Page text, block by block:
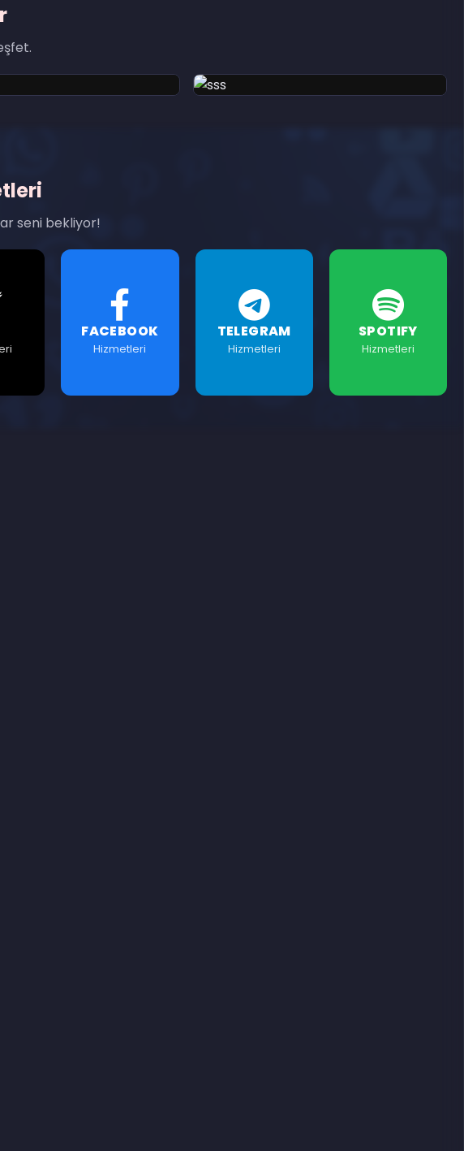
seni bekliyor!
FACEBOOK
Hizmetleri
TELEGRAM
Hizmetleri
SPOTIFY
Hizmetleri